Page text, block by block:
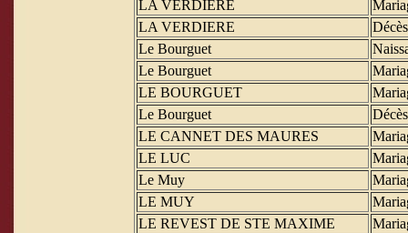
LA VERDIERE
LA VERDIERE
Décès
Le Bourguet
Le Bourguet
LE BOURGUET
Le Bourguet
Décès
LE CANNET DES MAURES
LE LUC
Le Muy
LE MUY
LE REVEST DE STE MAXIME